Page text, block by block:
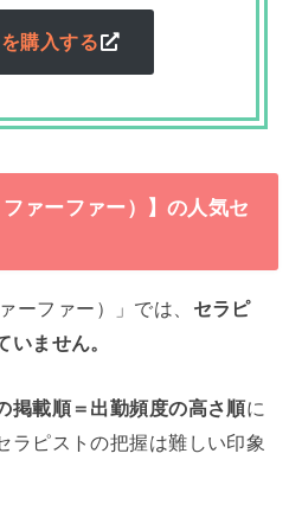
購入する
ァーファー）】の人気セ
ーファー）」では、 セラピ
いません。
掲載順＝出勤頻度の高さ順に
ラピストの把握は難しい印象